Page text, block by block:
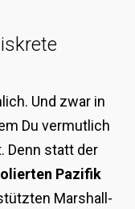
Und zwar in
Du vermutlich
Denn statt der
Pazifik
Marshall-